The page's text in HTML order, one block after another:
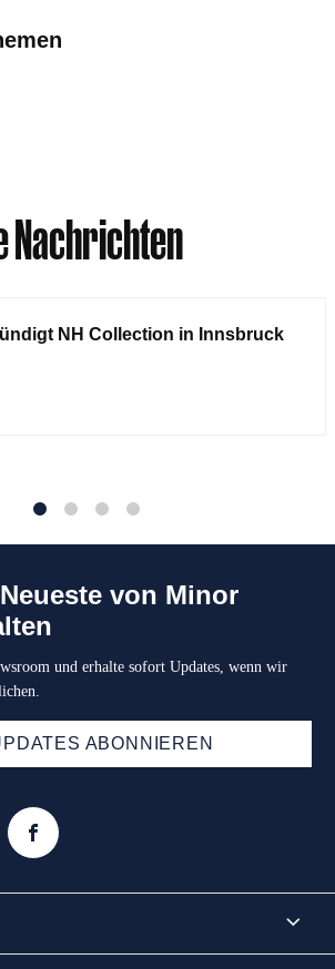
Nachrichten
NH Collection in Innsbruck
von Minor
und erhalte sofort Updates, wenn wir
ABONNIEREN